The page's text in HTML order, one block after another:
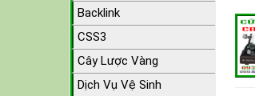
Backlink
CSS3
Cây Lược Vàng
Dịch Vụ Vệ Sinh